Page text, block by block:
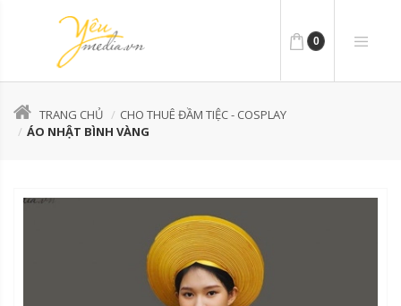
0
TRANG CHỦ
CHO THUÊ ĐẦM TIỆC - COSPLAY
ÁO NHẬT BÌNH VÀNG